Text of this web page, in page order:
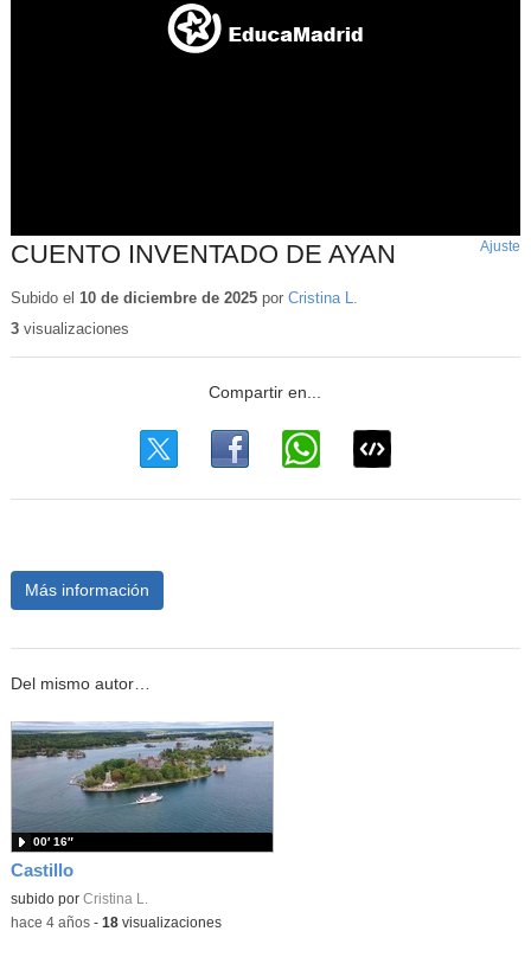
CUENTO INVENTADO DE AYAN Ajuste
Subido el 10 de diciembre de 2025por Cristina L.
3visualizaciones
Más información
Del mismo autor…
Castillo
subido por Cristina L.
00′ 16″
-hace 4 años- 18visualizaciones